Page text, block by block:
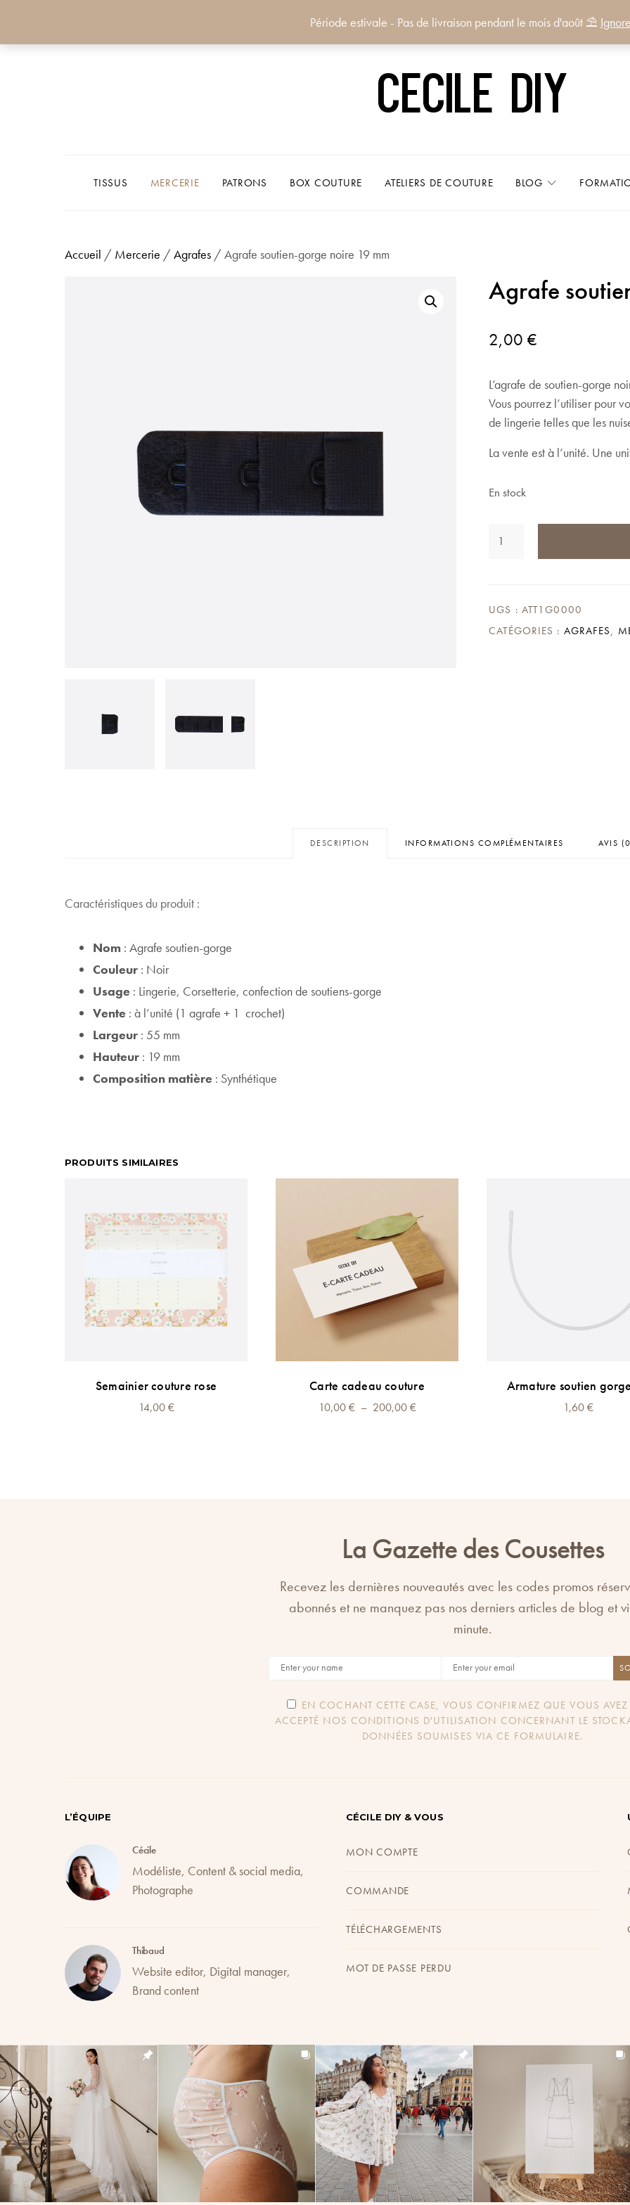
Cecile DIY
TISSUS MERCERIE PATRONS BOX COUTURE ATELIERS DE COUTURE BLOG
Accueil / Mercerie / Agrafes / Agrafe soutien-gorge noire 19 mm
Agrafe
2,00€
L’agrafe de soutien-gorge
Vous pourrez l’utiliser pour
de lingerie telles que les
La vente est à l’unité. Une
En stock
DE
NOIRE
MM
UGS : ATT1G0000
CATÉGORIES : AGRAFES,
DESCRIPTION INFORMATIONS COMPLÉMENTAIRES AVIS
Caractéristiques du produit :
Nom : Agrafe soutien-gorge
Couleur : Noir
Usage : Lingerie, Corsetterie, confection de soutiens-gorge
Vente : à l’unité (1 agrafe + 1 crochet)
Largeur : 55 mm
Hauteur : 19 mm
Composition matière : Synthétique
PRODUITS SIMILAIRES
Semainier couture rose
14,00€
produit
a
choisies
sur
la
du
Carte cadeau couture
10,00€ – 200,00€Plage
Armature soutien
1,60€
La Gazette des Cousettes
Recevez les dernières nouveautés avec les codes promos
abonnés et ne manquez pas nos derniers articles de blog et
minute.
EN COCHANT CETTE CASE, VOUS CONFIRMEZ QUE VOUS AVEZ
ACCEPTÉ NOS CONDITIONS D'UTILISATION CONCERNANT LE
DONNÉES SOUMISES VIA CE FORMULAIRE.
L’ÉQUIPE
Cécile
Modéliste, Content & social media,
Photographe
Thibaud
Website editor, Digital manager,
Brand content
CÉCILE DIY & VOUS
MON COMPTE
COMMANDE
TÉLÉCHARGEMENTS
MOT DE PASSE PERDU
Période estivale - Pas de livraison pendant le mois d'août ⛱️